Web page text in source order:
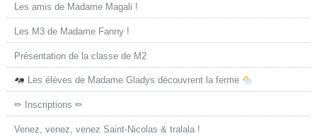
Les amis de Madame Magali !
Les M3 de Madame Fanny !
Présentation de la classe de M2
Les élèves de Madame Gladys découvrent la ferme
✏ Inscriptions ✏
Venez, venez, venez Saint-Nicolas & tralala !